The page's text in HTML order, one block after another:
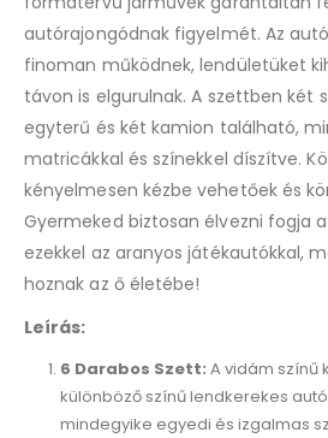
this
product
autórajongódnak figyelmét. Az
finoman működnek, lendületüket
távon is elgurulnak. A szettben két
egyterű és két kamion található,
matricákkal és színekkel díszítve.
kényelmesen kézbe vehetőek és
Gyermeked biztosan élvezni fogja
ezekkel az aranyos játékautókkal,
hoznak az ő életébe!
Leírás:
6 Darabos Szett: A vidám színű
különböző színű lendkerekes
mindegyike egyedi és izgalmas